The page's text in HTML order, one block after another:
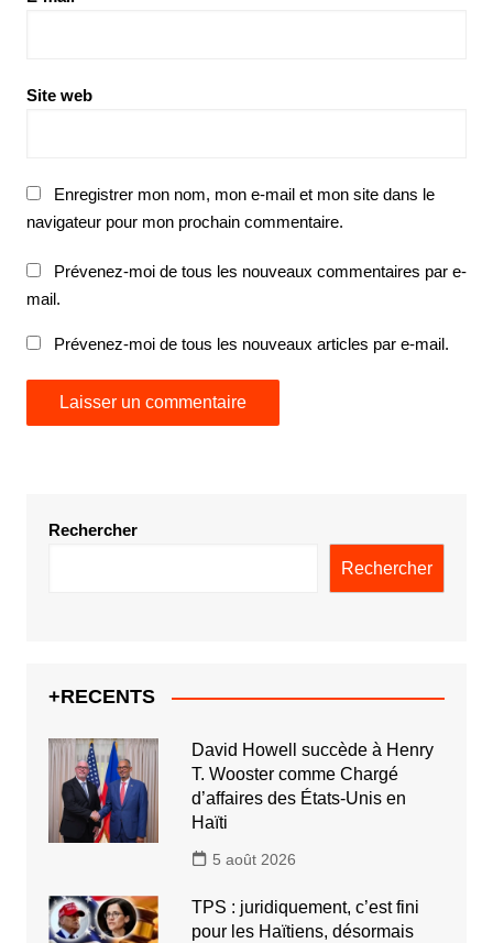
Site web
Enregistrer mon nom, mon e-mail et mon site dans le
navigateur pour mon prochain commentaire.
Prévenez-moi de tous les nouveaux commentaires par e-
mail.
Prévenez-moi de tous les nouveaux articles par e-mail.
Rechercher
Rechercher
+RECENTS
David Howell succède à Henry
T. Wooster comme Chargé
d’affaires des États-Unis en
Haïti
5 août 2026
TPS : juridiquement, c’est fini
pour les Haïtiens, désormais